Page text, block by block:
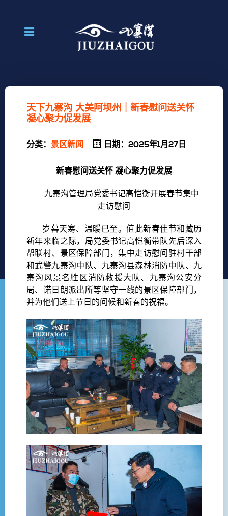
天下九寨沟 大美阿坝州｜新春慰问送关怀
凝心聚力促发展
分类： 景区新闻 日期：2025年1月27日
新春慰问送关怀 凝心聚力促发展
——九寨沟管理局党委书记高恺衡开展春节集中
走访慰问
岁暮天寒、温暖已至。值此新春佳节和藏历
新年来临之际，局党委书记高恺衡带队先后深入
帮联村、景区保障部门，集中走访慰问驻村干部
和武警九寨沟中队、九寨沟县森林消防中队、九
寨沟风景名胜区消防救援大队、九寨沟公安分
局、诺日朗派出所等坚守一线的景区保障部门，
并为他们送上节日的问候和新春的祝福。